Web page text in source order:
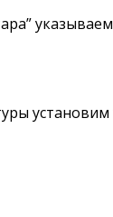
установим